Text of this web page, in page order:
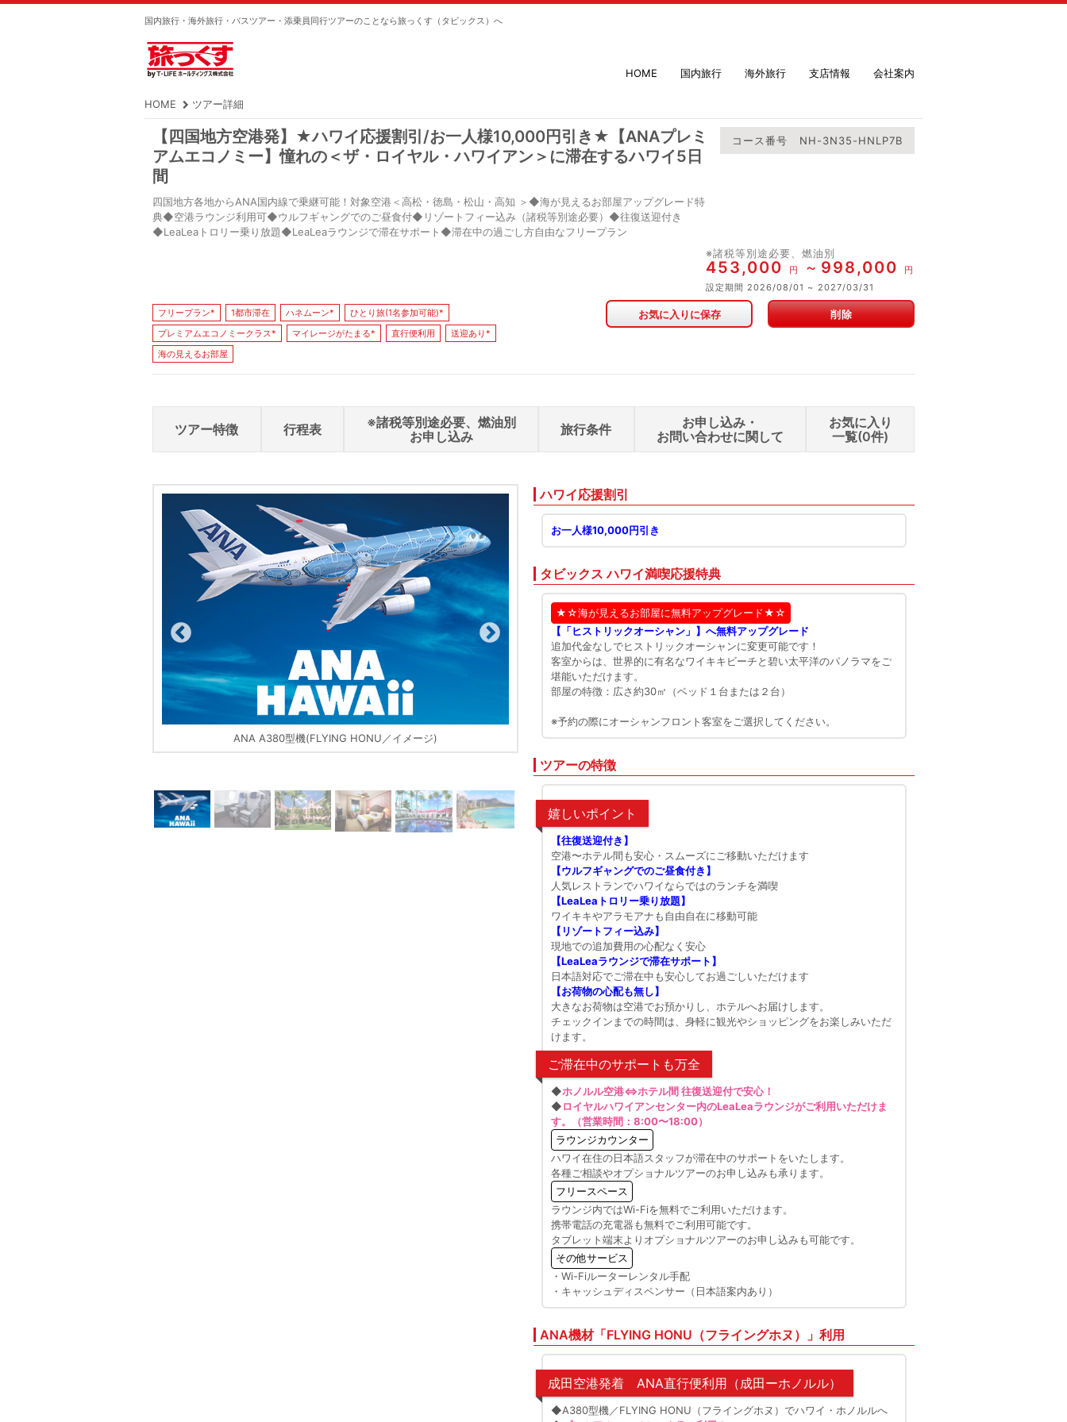
国内旅行・海外旅行・バスツアー・添乗員同行ツアーのことなら旅っくす（タビックス）へ
HOME 国内旅行 海外旅行 支店情報 会社案内
HOME ツアー詳細
【四国地方空港発】★ハワイ応援割引/お一人様10,000円引き★【ANAプレミ
アムエコノミー】憧れの＜ザ・ロイヤル・ハワイアン＞に滞在するハワイ5日
間
四国地方各地からANA国内線で乗継可能！対象空港＜高松・徳島・松山・高知 ＞◆海が見えるお部屋アップグレード特
典◆空港ラウンジ利用可◆ウルフギャングでのご昼食付◆リゾートフィー込み（諸税等別途必要）◆往復送迎付き
◆LeaLeaトロリー乗り放題◆LeaLeaラウンジで滞在サポート◆滞在中の過ごし方自由なフリープラン
コース番号 NH-3N35-HNLP7B
※諸税等別途必要、燃油別
453,000 円 998,000
円
設定期間 2026/08/01 2027/03/31
ANA A380型機(FLYING HONU／イメージ)
ANA A380型機(プレミアムエコノミークラス座席イメージ）
フリープラン* 1都市滞在 ハネムーン*
ひとり旅(1名参加可能)*
プレミアムエコノミークラス*
マイレージがたまる* 直行便利用
送迎あり*
海の見えるお部屋
お気に入りに保存 削除
ツアー特徴 行程表
※諸税等別途必要、燃油別
お申し込み
旅行条件
お申し込み・
お問い合わせに関して
お気に入り
一覧(0件)
ハワイ応援割引
お一人様10,000円引き
タビックス ハワイ満喫応援特典
★☆海が見えるお部屋に無料アップグレード★☆
【「ヒストリックオーシャン」】へ無料アップグレード
追加代金なしでヒストリックオーシャンに変更可能です！
客室からは、世界的に有名なワイキキビーチと碧い太平洋のパノラマをご
堪能いただけます。
部屋の特徴：広さ約30㎡（ベッド１台または２台）
※予約の際にオーシャンフロント客室をご選択してください。
ツアーの特徴
嬉しいポイント
【往復送迎付き】
空港〜ホテル間も安心・スムーズにご移動いただけます
【ウルフギャングでのご昼食付き】
人気レストランでハワイならではのランチを満喫
【LeaLeaトロリー乗り放題】
ワイキキやアラモアナも自由自在に移動可能
【リゾートフィー込み】
現地での追加費用の心配なく安心
【LeaLeaラウンジで滞在サポート】
日本語対応でご滞在中も安心してお過ごしいただけます
【お荷物の心配も無し】
大きなお荷物は空港でお預かりし、ホテルへお届けします。
チェックインまでの時間は、身軽に観光やショッピングをお楽しみいただ
けます。
ご滞在中のサポートも万全
◆ホノルル空港⇔ホテル間 往復送迎付で安心！
◆ロイヤルハワイアンセンター内のLeaLeaラウンジがご利用いただけま
す。（営業時間：8:00〜18:00）
ラウンジカウンター
ハワイ在住の日本語スタッフが滞在中のサポートをいたします。
各種ご相談やオプショナルツアーのお申し込みも承ります。
フリースペース
ラウンジ内ではWi-Fiを無料でご利用いただけます。
携帯電話の充電器も無料でご利用可能です。
タブレット端末よりオプショナルツアーのお申し込みも可能です。
その他サービス
・Wi-Fiルーターレンタル手配
・キャッシュディスペンサー（日本語案内あり）
ANA機材「FLYING HONU（フライングホヌ）」利用
成田空港発着 ANA直行便利用（成田ーホノルル）
◆A380型機／FLYING HONU（フライングホヌ）でハワイ・ホノルルへ